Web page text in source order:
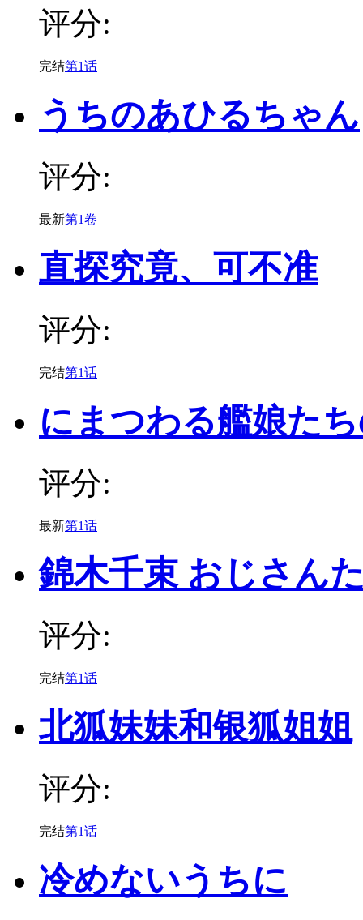
评分:
完结第1话
うちのあひるちゃん
评分:
最新第1卷
直探究竟、可不准
评分:
完结第1话
にまつわる艦娘た
评分:
最新第1话
錦木千束 おじさん
评分:
完结第1话
北狐妹妹和银狐姐姐
评分:
完结第1话
冷めないうちに